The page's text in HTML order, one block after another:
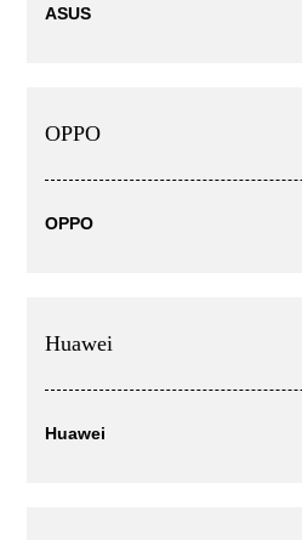
ASUS
OPPO
OPPO
Huawei
Huawei